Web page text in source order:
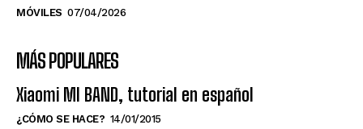
MÓVILES 07/04/2026
MÁS POPULARES
Xiaomi MI BAND, tutorial en español
¿CÓMO SE HACE? 14/01/2015